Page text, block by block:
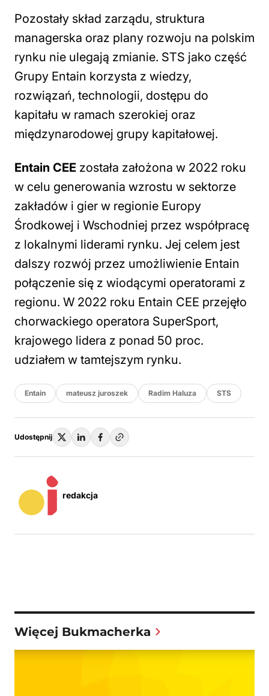
Pozostały skład zarządu, struktura
managerska oraz plany rozwoju na polskim
rynku nie ulegają zmianie. STS jako część
Grupy Entain korzysta z wiedzy,
rozwiązań, technologii, dostępu do
kapitału w ramach szerokiej oraz
międzynarodowej grupy kapitałowej.
Entain CEE została założona w 2022 roku
w celu generowania wzrostu w sektorze
zakładów i gier w regionie Europy
Środkowej i Wschodniej przez współpracę
z lokalnymi liderami rynku. Jej celem jest
dalszy rozwój przez umożliwienie Entain
połączenie się z wiodącymi operatorami z
regionu. W 2022 roku Entain CEE przejęło
chorwackiego operatora SuperSport,
krajowego lidera z ponad 50 proc.
udziałem w tamtejszym rynku.
Entain mateusz juroszek Radim Haluza STS
Udostępnij
redakcja
Więcej Bukmacherka